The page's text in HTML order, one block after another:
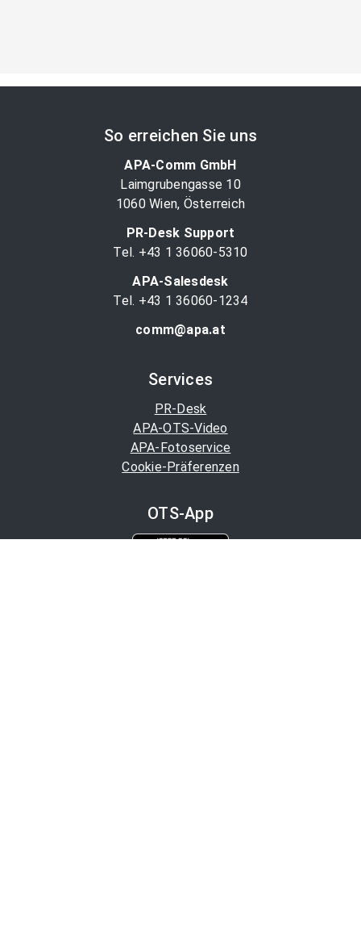
So erreichen Sie uns
APA-Comm GmbH
Laimgrubengasse 10
1060 Wien, Österreich
PR-Desk Support
Tel. +43 1 36060-5310
APA-Salesdesk
Tel. +43 1 36060-1234
comm@apa.at
Services
PR-Desk
APA-OTS-Video
APA-Fotoservice
Cookie-Präferenzen
OTS-App